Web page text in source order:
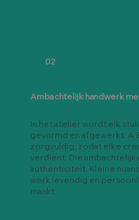
02
Ambachtelijk handwerk
In het atelier wordt elk
gevormd en afgewerkt. A
zorgvuldig, zodat elke
verdient. Die
authenticiteit. Kleine
werk levendig en
maakt.